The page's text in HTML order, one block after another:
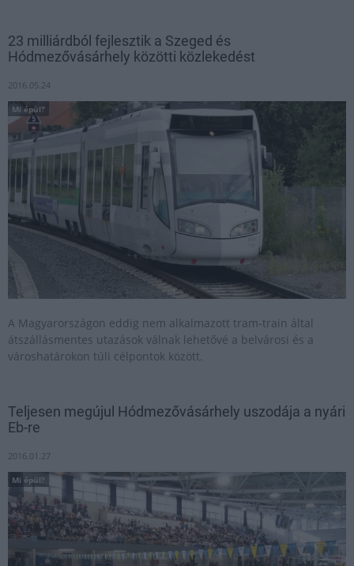
23 milliárdból fejlesztik a Szeged és
Hódmezővásárhely közötti közlekedést
2016.05.24
Mi épül?
A Magyarországon eddig nem alkalmazott tram-train által
átszállásmentes utazások válnak lehetővé a belvárosi és a
városhatárokon túli célpontok között.
Teljesen megújul Hódmezővásárhely uszodája a nyári
Eb-re
2016.01.27
Mi épül?